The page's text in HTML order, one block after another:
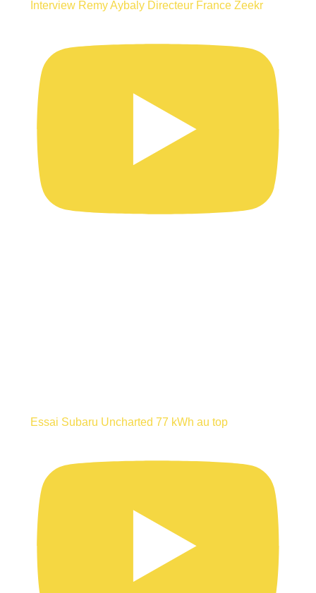
Interview Remy Aybaly Directeur France Zeekr
Essai Subaru Uncharted 77 kWh au top